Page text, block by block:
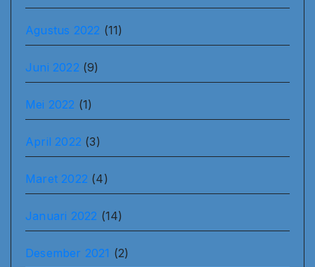
Agustus 2022 (11)
Juni 2022 (9)
Mei 2022 (1)
April 2022 (3)
Maret 2022 (4)
Januari 2022 (14)
Desember 2021 (2)